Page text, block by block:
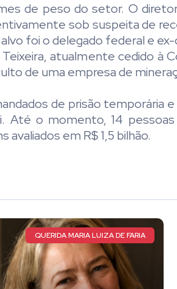
de peso do setor. O
sob suspeita de
foi o delegado federal e
atualmente cedido à
de uma empresa de
de prisão temporária
Até o momento, 14
em R$ 1,5 bilhão.
ATLETA TOTAL